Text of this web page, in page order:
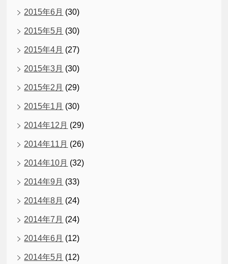
2015年6月 (30)
2015年5月 (30)
2015年4月 (27)
2015年3月 (30)
2015年2月 (29)
2015年1月 (30)
2014年12月 (29)
2014年11月 (26)
2014年10月 (32)
2014年9月 (33)
2014年8月 (24)
2014年7月 (24)
2014年6月 (12)
2014年5月 (12)